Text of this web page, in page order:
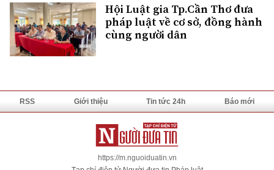
Hội Luật gia Tp.Cần Thơ đưa
pháp luật về cơ sở, đồng hành
cùng người dân
RSS Giới thiệu Tin tức 24h Báo mới
https://m.nguoiduatin.vn